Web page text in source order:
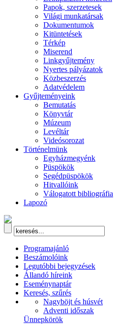
Papok, szerzetesek
Világi munkatársak
Dokumentumok
Kitüntetések
Térkép
Miserend
Linkgyűjtemény
Nyertes pályázatok
Közbeszerzés
Adatvédelem
Gyűjteményeink
Bemutatás
Könyvtár
Múzeum
Levéltár
Videósorozat
Történelmünk
Egyházmegyénk
Püspökök
Segédpüspökök
Hitvallóink
Válogatott bibliográfia
Lapozó
Programajánló
Beszámolóink
Legutóbbi bejegyzések
Állandó híreink
Eseménynaptár
Keresés, szűrés
Nagyböjt és húsvét
Adventi időszak
Ünnepkörök